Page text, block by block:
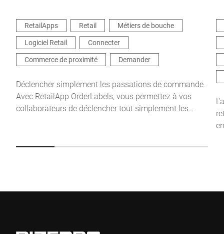
Je confirme par la présente que j'accepte l'utilisation de mes
données pour traiter cette demande De plus amples informations
peuvent être trouvées dans leDéclaration de protection des
Anti-Robot Verification
RetailApps Retail
Métiers de bouche
Logiciel Retail
Connecter
Commerce de proximité
Demander
Déclencher simplement les passations de commande.
Avec RetailApp OrderLabels, vous permettez à vos
collaborateurs de déclencher tout simplement les